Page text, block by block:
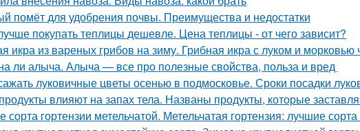
помёт для удобрения почвы. Преимущества и недостатки
покупать теплицы дешевле. Цена теплицы - от чего зависит?
икра из вареных грибов на зиму. Грибная икра с луком и морковью
ли алыча. Алыча — все про полезные свойства, польза и вред
луковичные цветы осенью в подмосковье. Сроки посадки
влияют на запах тела. Названы продукты, которые
сорта гортензии метельчатой. Метельчатая гортензия: лучшие